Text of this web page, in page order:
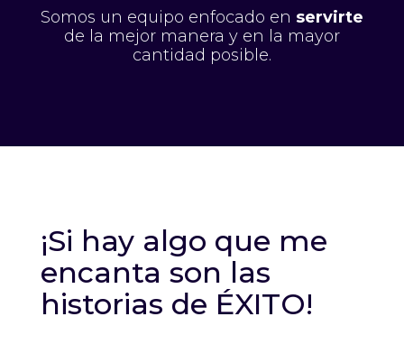
Somos un equipo enfocado en servirte
de la mejor manera y en la mayor
cantidad posible.
¡Si hay algo que me
encanta son las
historias de ÉXITO!